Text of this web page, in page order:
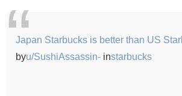
Japan Starbucks is better than US
byu/SushiAssassin- instarbucks